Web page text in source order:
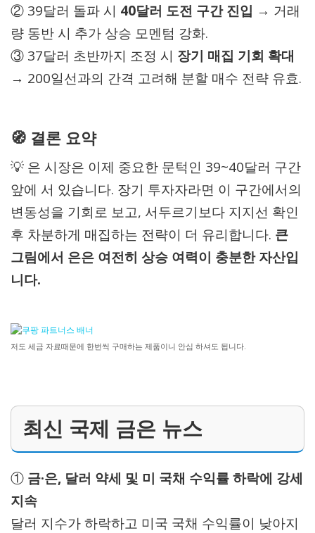
② 39달러 돌파 시 40달러 도전 구간 진입 → 거래
량 동반 시 추가 상승 모멘텀 강화.
③ 37달러 초반까지 조정 시 장기 매집 기회 확대
→ 200일선과의 간격 고려해 분할 매수 전략 유효.
🧭 결론 요약
💡 은 시장은 이제 중요한 문턱인 39~40달러 구간
앞에 서 있습니다. 장기 투자자라면 이 구간에서의
변동성을 기회로 보고, 서두르기보다 지지선 확인
후 차분하게 매집하는 전략이 더 유리합니다. 큰
그림에서 은은 여전히 상승 여력이 충분한 자산입
니다.
저도 세금 자료때문에 한번씩 구매하는 제품이니 안심 하셔도 됩니다.
최신 국제 금은 뉴스
① 금·은, 달러 약세 및 미 국채 수익률 하락에 강세
지속
달러 지수가 하락하고 미국 국채 수익률이 낮아지